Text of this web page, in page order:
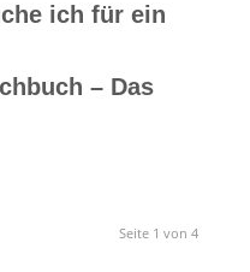
ich für ein
– Das
Seite 1 von 4